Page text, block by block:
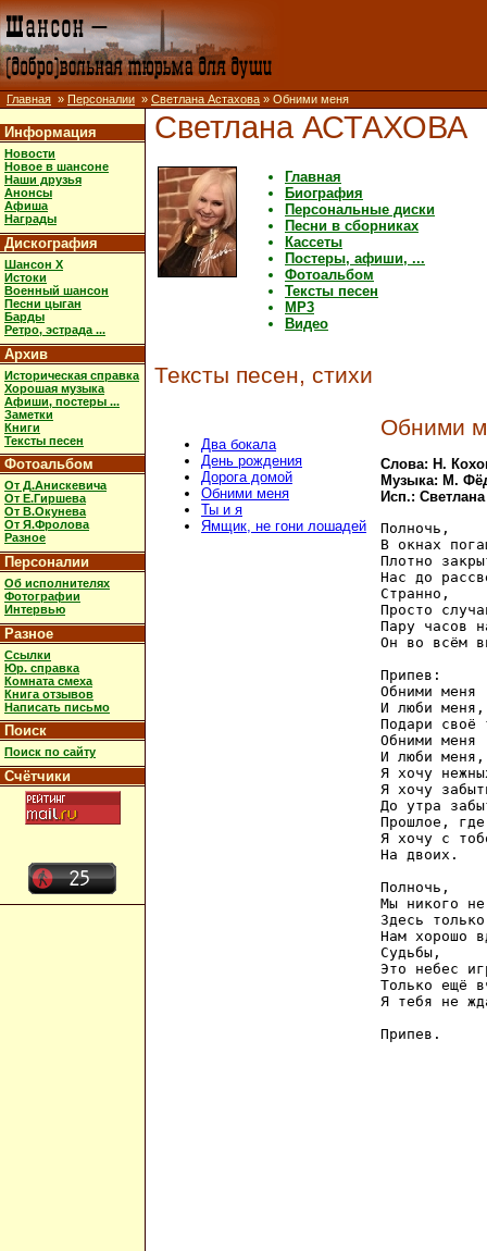
Главная » Персоналии » Светлана Астахова » Обними меня
Информация
Новости
Новое в шансоне
Наши друзья
Анонсы
Афиша
Награды
Дискография
Шансон X
Истоки
Военный шансон
Песни цыган
Барды
Ретро, эстрада ...
Архив
Историческая справка
Хорошая музыка
Афиши, постеры ...
Заметки
Книги
Тексты песен
Фотоальбом
От Д.Анискевича
От Е.Гиршева
От В.Окунева
От Я.Фролова
Разное
Персоналии
Об исполнителях
Фотографии
Интервью
Разное
Ссылки
Юр. справка
Комната смеха
Книга отзывов
Написать письмо
Поиск
Поиск по сайту
Счётчики
Светлана АСТАХОВА
Главная
Биография
Персональные диски
Песни в сборниках
Кассеты
Постеры, афиши, ...
Фотоальбом
Тексты песен
MP3
Видео
Тексты песен, стихи
Два бокала
День рождения
Дорога домой
Обними меня
Ты и я
Ямщик, не гони лошадей
Обними
Слова: Н.
Музыка: М.
Исп.:
Полночь,
В окнах
Плотно
Нас до
Странно,
Просто
Пару часов
Он во всём
Припев:
Обними меня
И люби меня,
Подари своё
Обними меня
И люби меня,
Я хочу
Я хочу
До утра
Прошлое,
Я хочу с
На двоих.
Полночь,
Мы никого
Здесь
Нам хорошо
Судьбы,
Это небес
Только ещё
Я тебя не